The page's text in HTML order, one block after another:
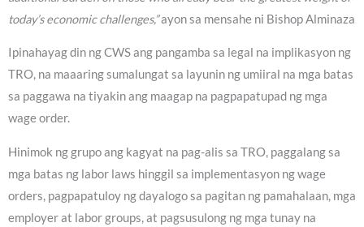
today’s economic challenges,”ayon sa mensahe ni Bishop Alminaza
Ipinahayag din ng CWS ang pangamba sa legal na implikasyon ng
TRO, na maaaring sumalungat sa layunin ng umiiral na mga batas
sa paggawa na tiyakin ang maagap na pagpapatupad ng mga
wage order.
Hinimok ng grupo ang kagyat na pag-alis sa TRO, paggalang sa
mga batas ng labor laws hinggil sa implementasyon ng wage
orders, pagpapatuloy ng dayalogo sa pagitan ng pamahalaan, mga
employer at labor groups, at pagsusulong ng mga tunay na